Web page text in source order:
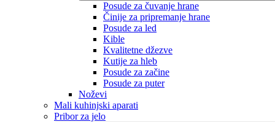
Posude za čuvanje hrane
Činije za pripremanje hrane
Posude za led
Kible
Kvalitetne džezve
Kutije za hleb
Posude za začine
Posude za puter
Noževi
Mali kuhinjski aparati
Pribor za jelo